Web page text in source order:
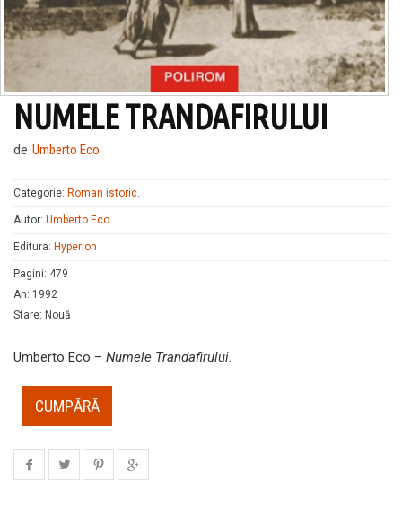
NUMELE TRANDAFIRULUI
de Umberto Eco
Categorie: Roman istoric.
Autor: Umberto Eco.
Editura: Hyperion
Pagini: 479
An: 1992
Stare: Nouă
Umberto Eco – Numele Trandafirului.
CUMPĂRĂ